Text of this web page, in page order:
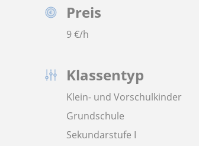
Preis
9€/h
Klassentyp
Klein- und Vorschulkinder
Grundschule
Sekundarstufe I